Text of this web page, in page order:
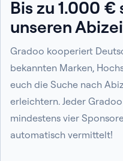
Bis zu 1.000
unseren
Gradoo kooperiert
bekannten Marken,
euch die Suche nach
erleichtern. Jeder
mindestens vier
automatisch vermittelt!